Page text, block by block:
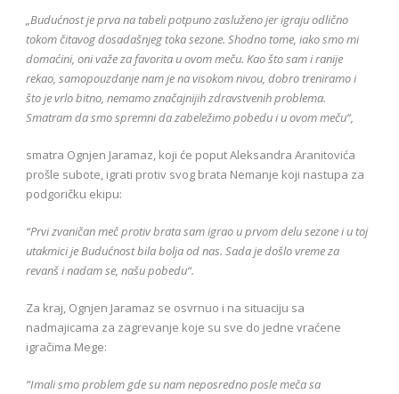
„Budućnost je prva na tabeli potpuno zasluženo jer igraju odlično
tokom čitavog dosadašnjeg toka sezone. Shodno tome, iako smo mi
domaćini, oni važe za favorita u ovom meču. Kao što sam i ranije
rekao, samopouzdanje nam je na visokom nivou, dobro treniramo i
što je vrlo bitno, nemamo značajnijih zdravstvenih problema.
Smatram da smo spremni da zabeležimo pobedu i u ovom meču“,
smatra Ognjen Jaramaz, koji će poput Aleksandra Aranitovića
prošle subote, igrati protiv svog brata Nemanje koji nastupa za
podgoričku ekipu:
“Prvi zvaničan meč protiv brata sam igrao u prvom delu sezone i u toj
utakmici je Budućnost bila bolja od nas. Sada je došlo vreme za
revanš i nadam se, našu pobedu“.
Za kraj, Ognjen Jaramaz se osvrnuo i na situaciju sa
nadmajicama za zagrevanje koje su sve do jedne vraćene
igračima Mege:
“Imali smo problem gde su nam neposredno posle meča sa